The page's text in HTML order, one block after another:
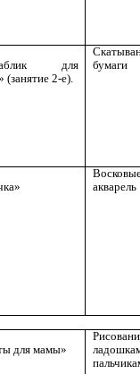
для
(занятие 2-е).
бумаги
акварель
для мамы»